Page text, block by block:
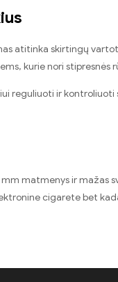
atitinka skirtingų
kurie nori stipresnės
reguliuoti ir kontroliuoti
matmenys ir mažas
cigarete bet